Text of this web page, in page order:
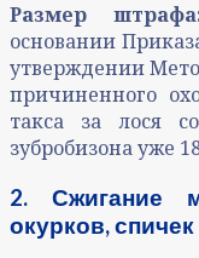
Размер
основании
утверждении
причиненного
такса за лося
зубробизона уже
2.Сжигание
окурков, спичек